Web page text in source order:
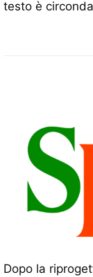
testo è
Dopo la